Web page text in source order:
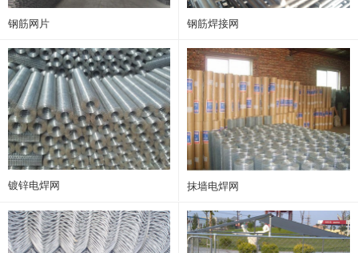
钢筋网片 钢筋焊接网
镀锌电焊网 抹墙电焊网